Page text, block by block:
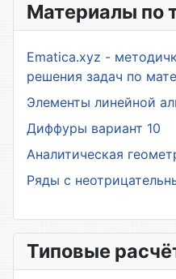
Материалы по
Ematica.xyz -
решения задач по
Элементы линейной
Диффуры вариант 10
Аналитическая
Ряды с
Типовые